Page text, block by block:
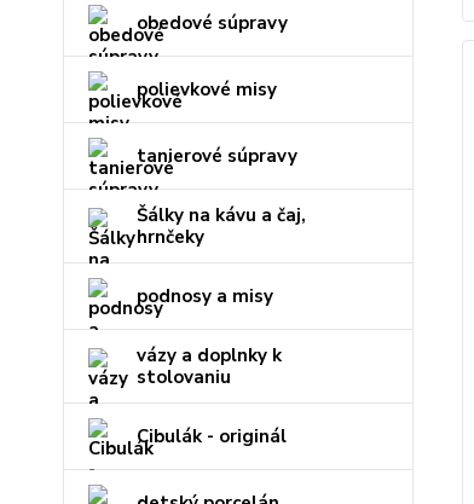
obedové súpravy
polievkové misy
tanierové súpravy
Šálky na kávu a čaj,
hrnčeky
podnosy a misy
vázy a doplnky k
stolovaniu
Cibulák - originál